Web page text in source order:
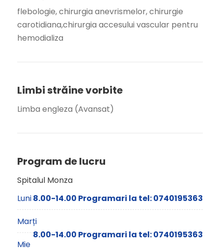
flebologie, chirurgia anevrismelor, chirurgie
carotidiana,chirurgia accesului vascular pentru
hemodializa
Limbi străine vorbite
Limba engleza (Avansat)
Program de lucru
Spitalul Monza
Luni8.00-14.00 Programari la tel: 0740195363
Marți
8.00-14.00 Programari la tel: 0740195363
Mie